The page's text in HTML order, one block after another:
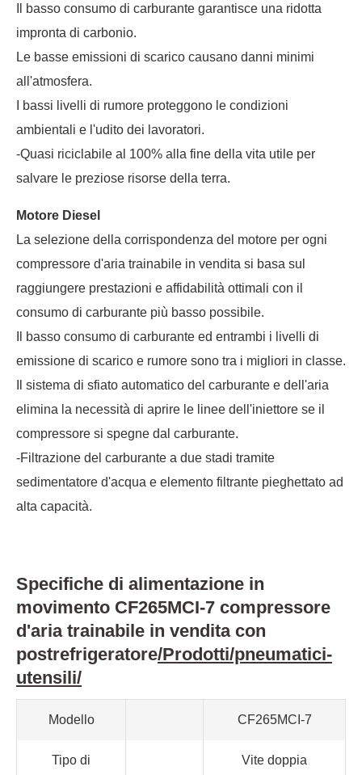
Il basso consumo di carburante garantisce una ridotta
impronta di carbonio.
Le basse emissioni di scarico causano danni minimi
all'atmosfera.
I bassi livelli di rumore proteggono le condizioni
ambientali e l'udito dei lavoratori.
-Quasi riciclabile al 100% alla fine della vita utile per
salvare le preziose risorse della terra.
Motore Diesel
La selezione della corrispondenza del motore per ogni
compressore d'aria trainabile in vendita si basa sul
raggiungere prestazioni e affidabilità ottimali con il
consumo di carburante più basso possibile.
Il basso consumo di carburante ed entrambi i livelli di
emissione di scarico e rumore sono tra i migliori in classe.
Il sistema di sfiato automatico del carburante e dell'aria
elimina la necessità di aprire le linee dell'iniettore se il
compressore si spegne dal carburante.
-Filtrazione del carburante a due stadi tramite
sedimentatore d'acqua e elemento filtrante pieghettato ad
alta capacità.
Specifiche di alimentazione in
movimento CF265MCI-7 compressore
d'aria trainabile in vendita con
postrefrigeratore/Prodotti/pneumatici-
utensili/
Modello CF265MCI-7
Tipo di
Vite doppia